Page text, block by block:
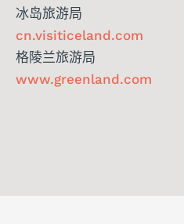
冰岛旅游局
cn.visiticeland.com
格陵兰旅游局
www.greenland.com